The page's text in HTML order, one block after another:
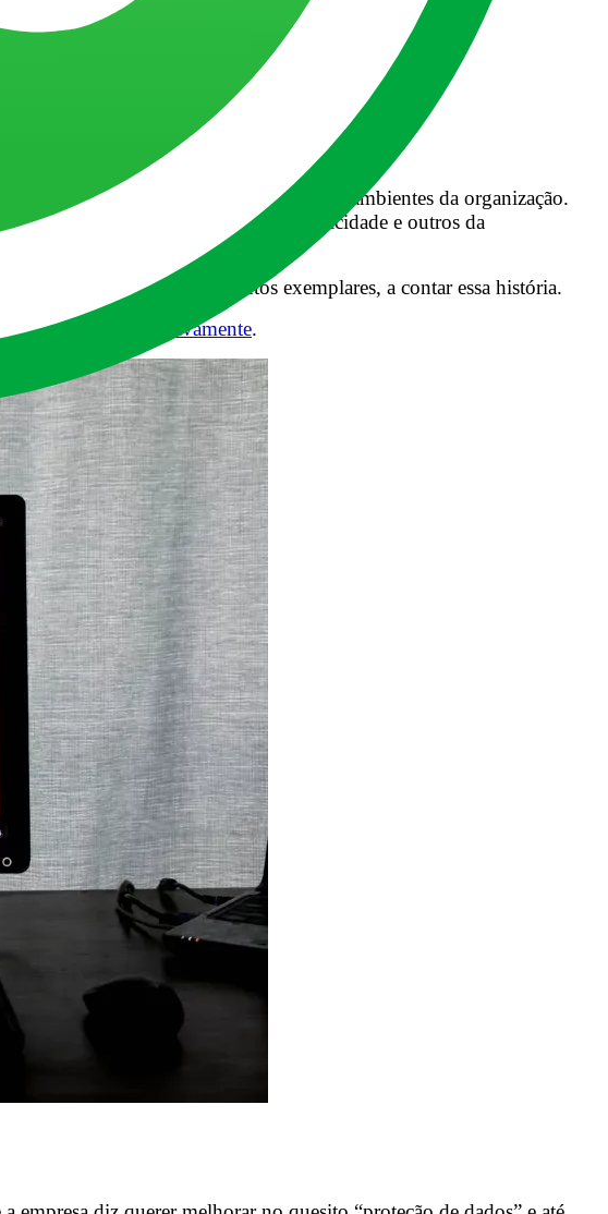
si, mas por levar disrupção a diversos ambientes da organização.
em setores como marketing, publicidade e outros da
meio de cases e acontecimentos exemplares, a contar essa história.
quase nunca, positivamente.